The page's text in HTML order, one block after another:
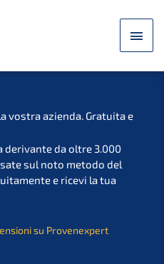
vostra azien­da. Gratui­ta e
da oltre 3.000
sul noto metodo del
e ricevi la tua
su Provenexpert